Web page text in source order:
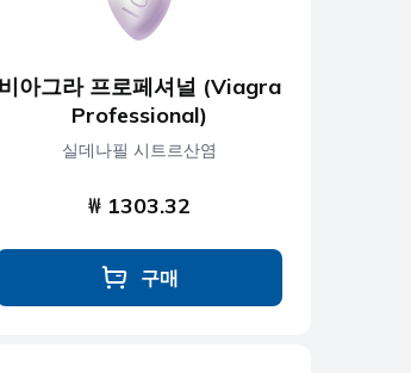
비아그라 프로페셔널 (Viagra
Professional)
실데나필 시트르산염
₩ 1303.32
구매